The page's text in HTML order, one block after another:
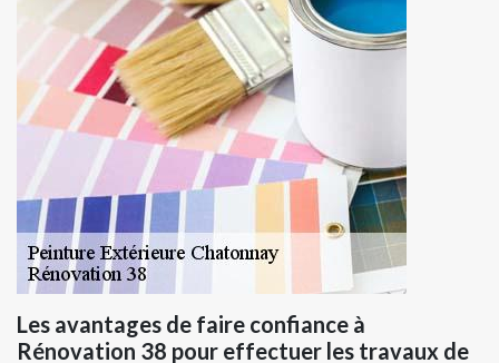
Les avantages de faire confiance à
Rénovation 38 pour effectuer les travaux de